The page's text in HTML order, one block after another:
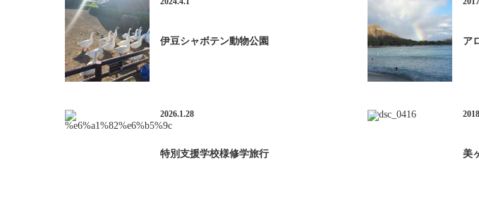
伊豆シャボテン動物公園 ア
2026.1.28
特別支援学校様修学旅行 美